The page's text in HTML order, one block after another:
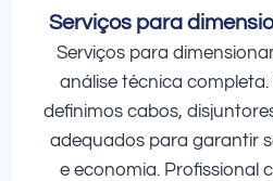
Serviços para
Serviços para
análise técnica
definimos cabos,
adequados para garantir
e economia. Profissional